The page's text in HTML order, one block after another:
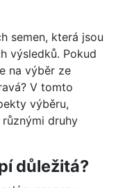
semen, která jsou
výsledků. Pokud
na výběr ze
V tomto
výběru,
druhy
důležitá?